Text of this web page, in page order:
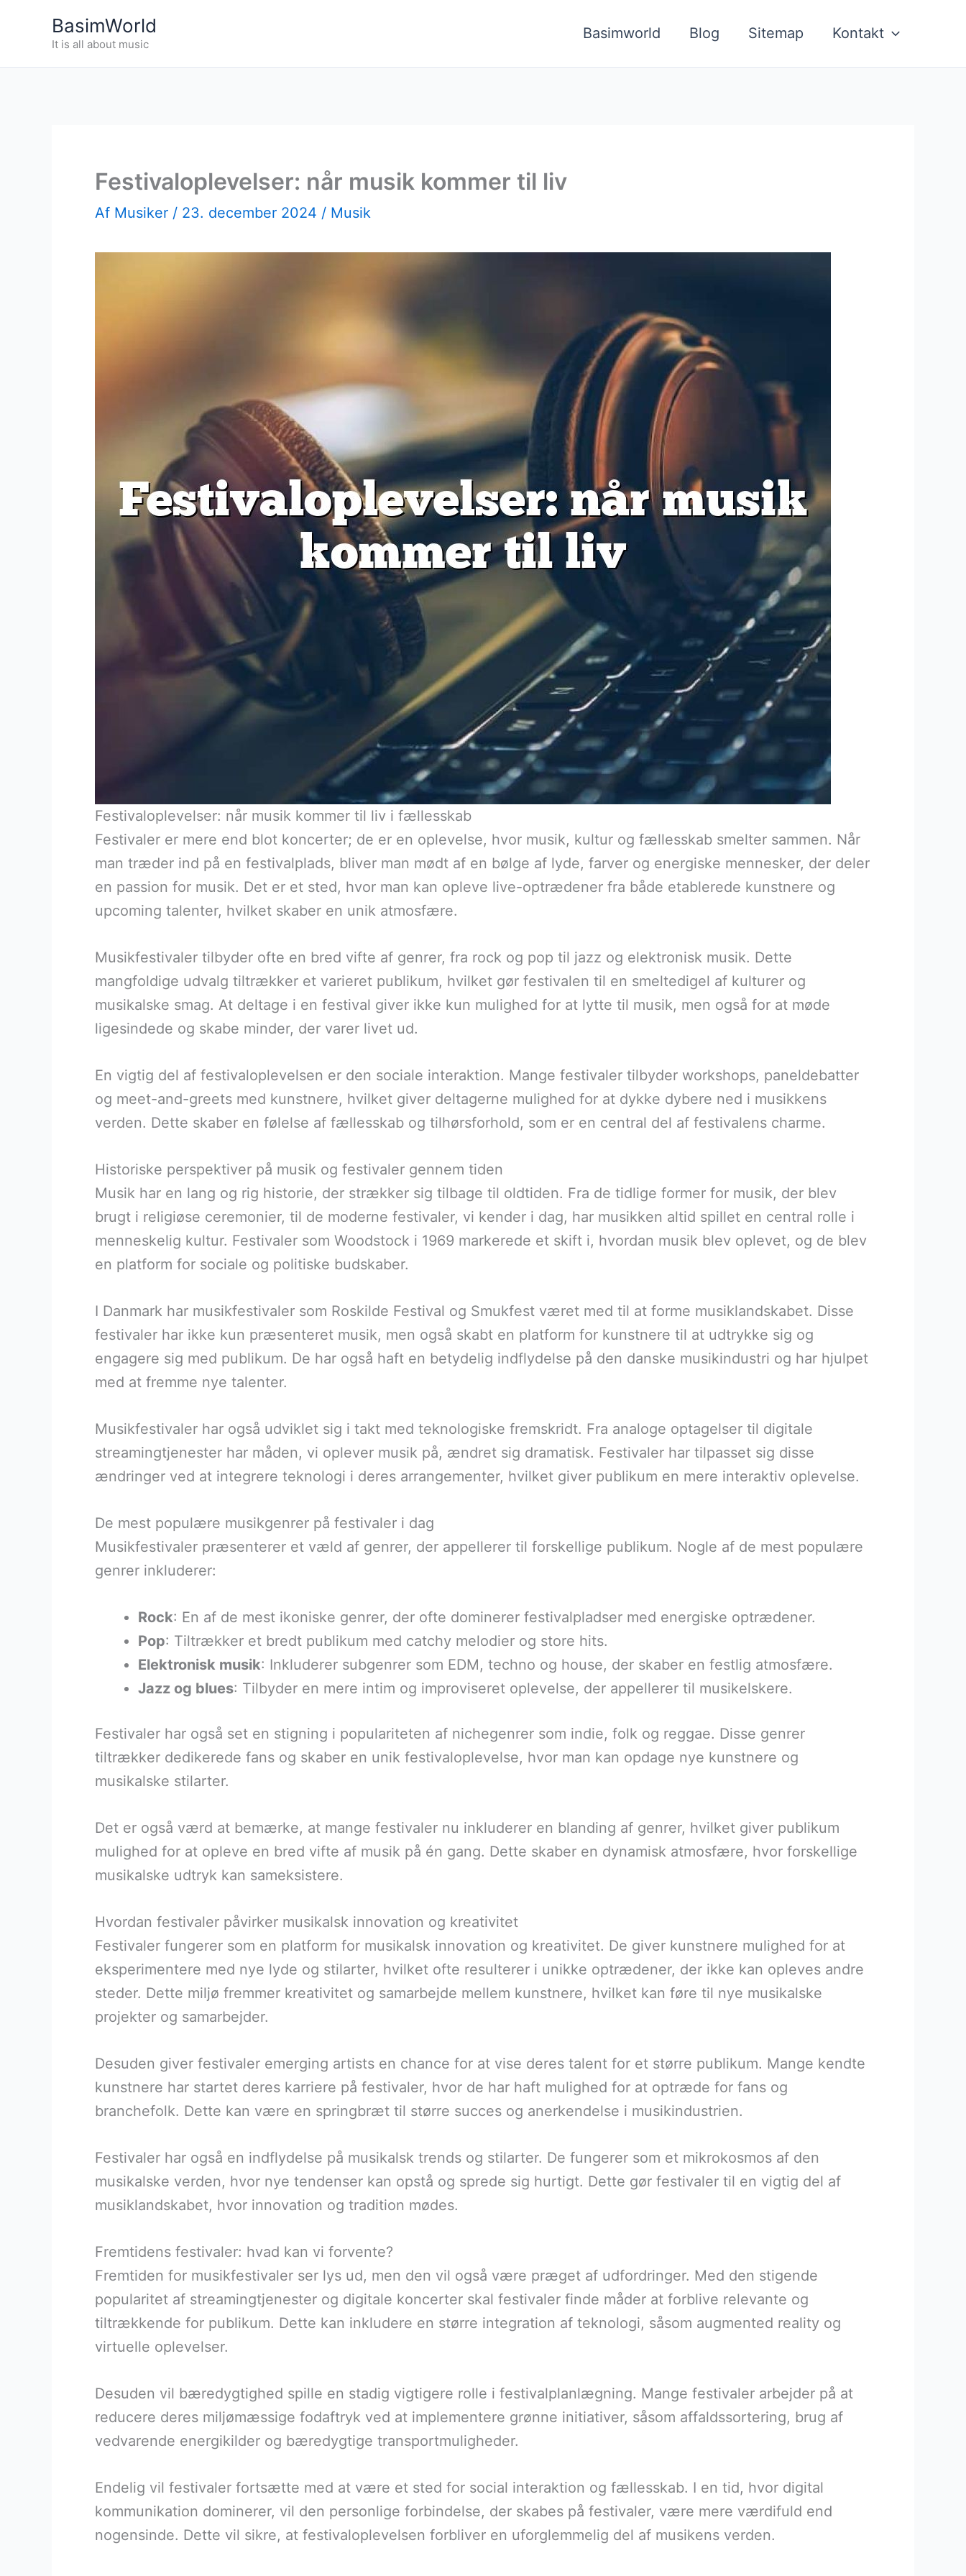
BasimWorld
It is all about music
Basimworld Blog Sitemap Kontakt
Festivaloplevelser: når musik kommer til liv
Af Musiker / 23. december 2024 / Musik
Festivaloplevelser: når musik kommer til liv i fællesskab
Festivaler er mere end blot koncerter; de er en oplevelse, hvor musik, kultur og fællesskab smelter sammen. Når
man træder ind på en festivalplads, bliver man mødt af en bølge af lyde, farver og energiske mennesker, der deler
en passion for musik. Det er et sted, hvor man kan opleve live-optrædener fra både etablerede kunstnere og
upcoming talenter, hvilket skaber en unik atmosfære.
Musikfestivaler tilbyder ofte en bred vifte af genrer, fra rock og pop til jazz og elektronisk musik. Dette
mangfoldige udvalg tiltrækker et varieret publikum, hvilket gør festivalen til en smeltedigel af kulturer og
musikalske smag. At deltage i en festival giver ikke kun mulighed for at lytte til musik, men også for at møde
ligesindede og skabe minder, der varer livet ud.
En vigtig del af festivaloplevelsen er den sociale interaktion. Mange festivaler tilbyder workshops, paneldebatter
og meet-and-greets med kunstnere, hvilket giver deltagerne mulighed for at dykke dybere ned i musikkens
verden. Dette skaber en følelse af fællesskab og tilhørsforhold, som er en central del af festivalens charme.
Historiske perspektiver på musik og festivaler gennem tiden
Musik har en lang og rig historie, der strækker sig tilbage til oldtiden. Fra de tidlige former for musik, der blev
brugt i religiøse ceremonier, til de moderne festivaler, vi kender i dag, har musikken altid spillet en central rolle i
menneskelig kultur. Festivaler som Woodstock i 1969 markerede et skift i, hvordan musik blev oplevet, og de blev
en platform for sociale og politiske budskaber.
I Danmark har musikfestivaler som Roskilde Festival og Smukfest været med til at forme musiklandskabet. Disse
festivaler har ikke kun præsenteret musik, men også skabt en platform for kunstnere til at udtrykke sig og
engagere sig med publikum. De har også haft en betydelig indflydelse på den danske musikindustri og har hjulpet
med at fremme nye talenter.
Musikfestivaler har også udviklet sig i takt med teknologiske fremskridt. Fra analoge optagelser til digitale
streamingtjenester har måden, vi oplever musik på, ændret sig dramatisk. Festivaler har tilpasset sig disse
ændringer ved at integrere teknologi i deres arrangementer, hvilket giver publikum en mere interaktiv oplevelse.
De mest populære musikgenrer på festivaler i dag
Musikfestivaler præsenterer et væld af genrer, der appellerer til forskellige publikum. Nogle af de mest populære
genrer inkluderer:
Rock: En af de mest ikoniske genrer, der ofte dominerer festivalpladser med energiske optrædener.
Pop: Tiltrækker et bredt publikum med catchy melodier og store hits.
Elektronisk musik: Inkluderer subgenrer som EDM, techno og house, der skaber en festlig atmosfære.
Jazz og blues: Tilbyder en mere intim og improviseret oplevelse, der appellerer til musikelskere.
Festivaler har også set en stigning i populariteten af nichegenrer som indie, folk og reggae. Disse genrer
tiltrækker dedikerede fans og skaber en unik festivaloplevelse, hvor man kan opdage nye kunstnere og
musikalske stilarter.
Det er også værd at bemærke, at mange festivaler nu inkluderer en blanding af genrer, hvilket giver publikum
mulighed for at opleve en bred vifte af musik på én gang. Dette skaber en dynamisk atmosfære, hvor forskellige
musikalske udtryk kan sameksistere.
Hvordan festivaler påvirker musikalsk innovation og kreativitet
Festivaler fungerer som en platform for musikalsk innovation og kreativitet. De giver kunstnere mulighed for at
eksperimentere med nye lyde og stilarter, hvilket ofte resulterer i unikke optrædener, der ikke kan opleves andre
steder. Dette miljø fremmer kreativitet og samarbejde mellem kunstnere, hvilket kan føre til nye musikalske
projekter og samarbejder.
Desuden giver festivaler emerging artists en chance for at vise deres talent for et større publikum. Mange kendte
kunstnere har startet deres karriere på festivaler, hvor de har haft mulighed for at optræde for fans og
branchefolk. Dette kan være en springbræt til større succes og anerkendelse i musikindustrien.
Festivaler har også en indflydelse på musikalsk trends og stilarter. De fungerer som et mikrokosmos af den
musikalske verden, hvor nye tendenser kan opstå og sprede sig hurtigt. Dette gør festivaler til en vigtig del af
musiklandskabet, hvor innovation og tradition mødes.
Fremtidens festivaler: hvad kan vi forvente?
Fremtiden for musikfestivaler ser lys ud, men den vil også være præget af udfordringer. Med den stigende
popularitet af streamingtjenester og digitale koncerter skal festivaler finde måder at forblive relevante og
tiltrækkende for publikum. Dette kan inkludere en større integration af teknologi, såsom augmented reality og
virtuelle oplevelser.
Desuden vil bæredygtighed spille en stadig vigtigere rolle i festivalplanlægning. Mange festivaler arbejder på at
reducere deres miljømæssige fodaftryk ved at implementere grønne initiativer, såsom affaldssortering, brug af
vedvarende energikilder og bæredygtige transportmuligheder.
Endelig vil festivaler fortsætte med at være et sted for social interaktion og fællesskab. I en tid, hvor digital
kommunikation dominerer, vil den personlige forbindelse, der skabes på festivaler, være mere værdifuld end
nogensinde. Dette vil sikre, at festivaloplevelsen forbliver en uforglemmelig del af musikens verden.